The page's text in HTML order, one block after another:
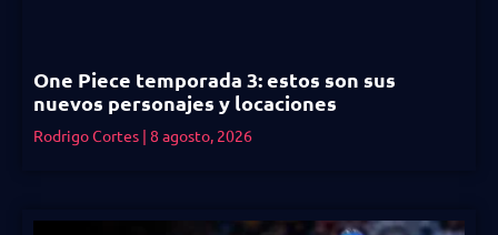
One Piece temporada 3: estos son sus
nuevos personajes y locaciones
Rodrigo Cortes 8 agosto, 2026